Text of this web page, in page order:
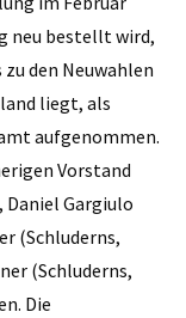
neu bestellt wird,
den Neuwahlen
liegt, als
aufgenommen.
Vorstand
Daniel Gargiulo
(Schluderns,
(Schluderns,
Die